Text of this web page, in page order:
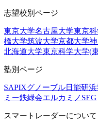
志望校別ページ
東京大学名古屋大学東京
橋大学筑波大学京都大学
北海道大学東京科学大学(
塾別ページ
SAPIXグノーブル日能研浜
ミー鉄緑会エルカミノ SEG
スマートレーダーについて